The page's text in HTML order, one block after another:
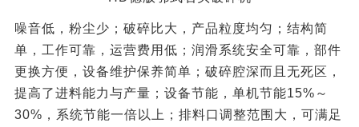
噪音低，粉尘少；破碎比大，产品粒度均匀；结构简
单，工作可靠，运营费用低；润滑系统安全可靠，部件
更换方便，设备维护保养简单；破碎腔深而且无死区，
提高了进料能力与产量；设备节能，单机节能15%～
30%，系统节能一倍以上；排料口调整范围大，可满足